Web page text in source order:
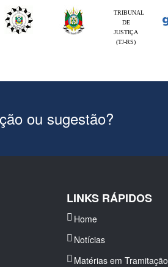
TRIBUNAL
DE
JUSTIÇA
(TJ-RS)
ou sugestão?
LINKS RÁPIDOS
Home
Notícias
Matérias em Tramitação